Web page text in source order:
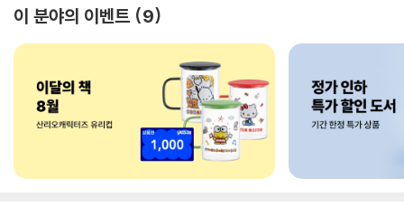
이 분야의 이벤트 9